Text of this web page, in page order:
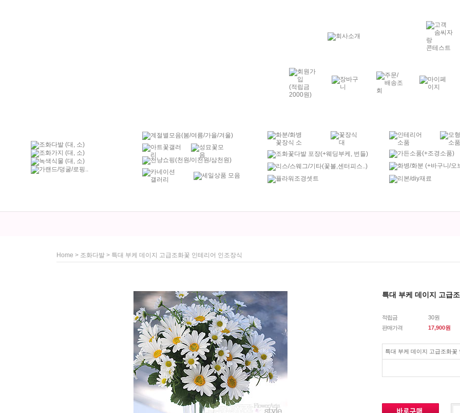
Home > 조화다발 > 특대 부케 데이지 고급조화꽃 인테리어 인조장식
특대 부케 데이지 고급
적립금
30원
판매가격
17,900원
특대 부케 데이지 고급조화꽃